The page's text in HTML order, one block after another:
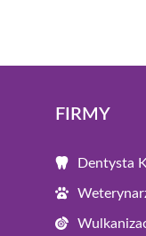
FIRMY
Dentysta